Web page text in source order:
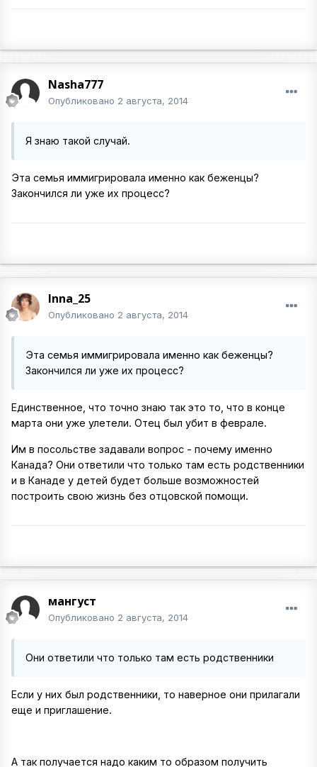
Nasha777
Опубликовано 2 августа, 2014
Я знаю такой случай.
Эта семья иммигрировала именно как беженцы?
Закончился ли уже их процесс?
Inna_25
Опубликовано 2 августа, 2014
Эта семья иммигрировала именно как беженцы?
Закончился ли уже их процесс?
Единственное, что точно знаю так это то, что в конце
марта они уже улетели. Отец был убит в феврале.
Им в посольстве задавали вопрос - почему именно
Канада? Они ответили что только там есть родственники
и в Канаде у детей будет больше возможностей
построить свою жизнь без отцовской помощи.
мангуст
Опубликовано 2 августа, 2014
Они ответили что только там есть родственники
Если у них был родственники, то наверное они прилагали
еще и приглашение.
А так получается надо каким то образом получить